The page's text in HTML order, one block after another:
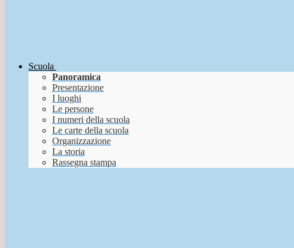
Scuola
Panoramica
Presentazione
I luoghi
Le persone
I numeri della scuola
Le carte della scuola
Organizzazione
La storia
Rassegna stampa